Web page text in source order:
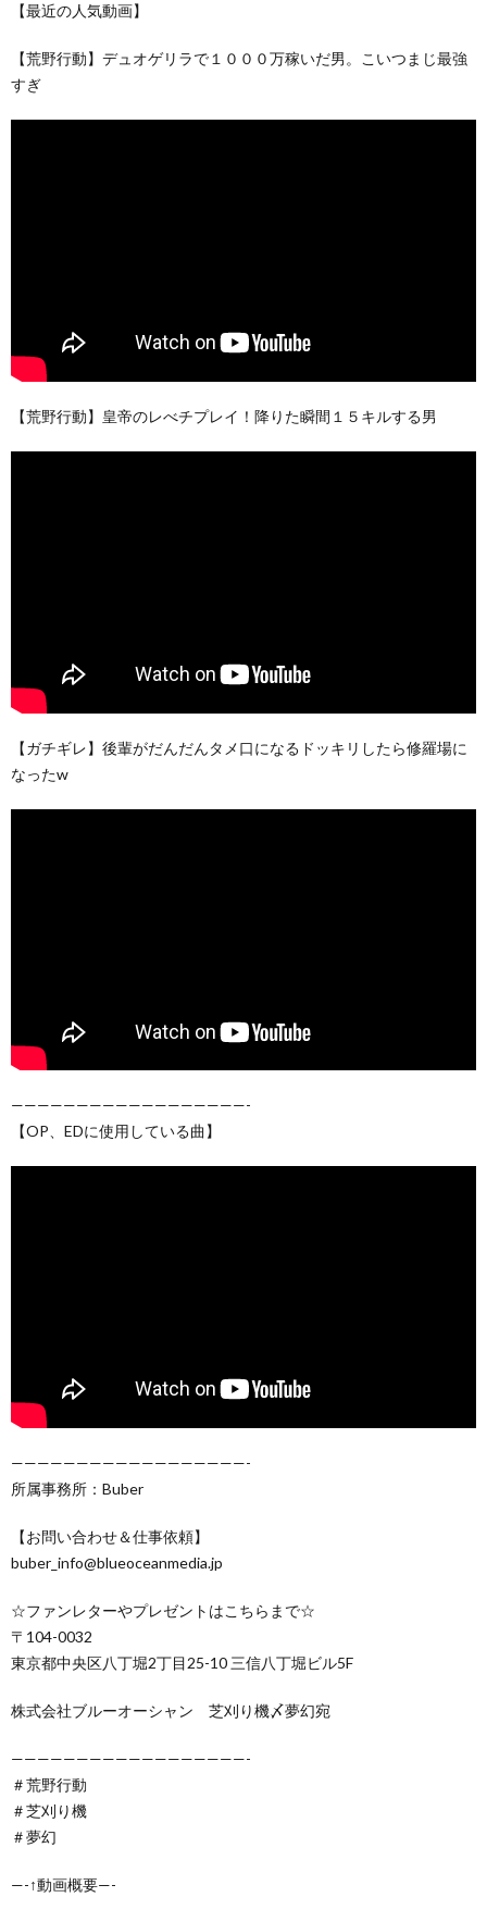
【最近の人気動画】
【荒野行動】デュオゲリラで１０００万稼いだ男。こいつまじ最強
すぎ
【荒野行動】皇帝のレべチプレイ！降りた瞬間１５キルする男
【ガチギレ】後輩がだんだんタメ口になるドッキリしたら修羅場に
なったw
——————————————————-
【OP、EDに使用している曲】
——————————————————-
所属事務所：Buber
【お問い合わせ＆仕事依頼】
buber_info@blueoceanmedia.jp
☆ファンレターやプレゼントはこちらまで☆
〒104-0032
東京都中央区八丁堀2丁目25-10 三信八丁堀ビル5F
株式会社ブルーオーシャン 芝刈り機〆夢幻宛
——————————————————-
＃荒野行動
＃芝刈り機
＃夢幻
—-↑動画概要—-